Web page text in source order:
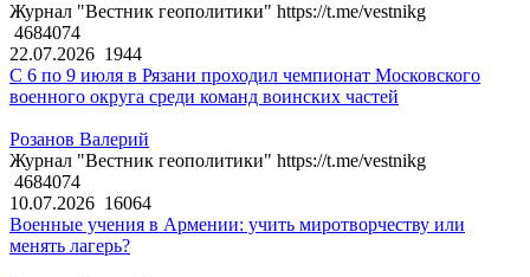
Журнал "Вестник геополитики" https://t.me/vestnikg
4684074
22.07.2026 1944
С 6 по 9 июля в Рязани проходил чемпионат Московского
военного округа среди команд воинских частей
Розанов Валерий
Журнал "Вестник геополитики" https://t.me/vestnikg
4684074
10.07.2026 16064
Военные учения в Армении: учить миротворчеству или
менять лагерь?